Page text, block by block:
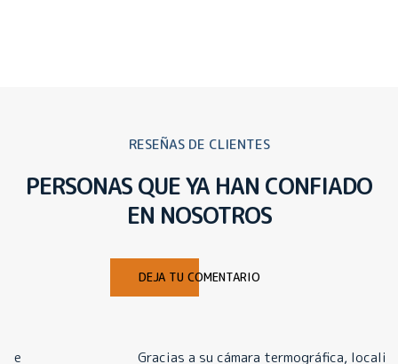
RESEÑAS DE CLIENTES
PERSONAS QUE YA HAN CONFIADO
EN NOSOTROS
DEJA TU COMENTARIO
Gracias a su cámara termográfica, localizaron